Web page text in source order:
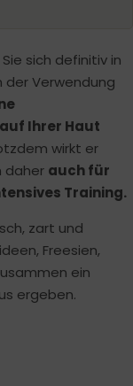
sich definitiv in
der Verwendung
Ihrer Haut
wirkt er
daher auch für
Training.
zart und
Freesien,
ein
ergeben.